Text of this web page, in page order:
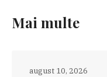
Mai multe
august 10, 2026